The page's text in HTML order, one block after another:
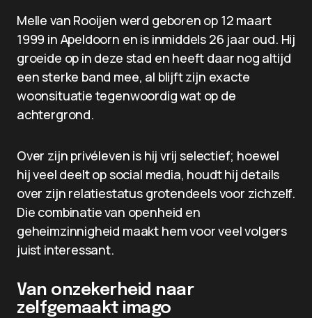
Melle van Rooijen werd geboren op 12 maart
1999 in Apeldoorn en is inmiddels 26 jaar oud. Hij
groeide op in deze stad en heeft daar nog altijd
een sterke band mee, al blijft zijn exacte
woonsituatie tegenwoordig wat op de
achtergrond.
Over zijn privéleven is hij vrij selectief; hoewel
hij veel deelt op social media, houdt hij details
over zijn relatiestatus grotendeels voor zichzelf.
Die combinatie van openheid en
geheimzinnigheid maakt hem voor veel volgers
juist interessant.
Van onzekerheid naar
zelfgemaakt imago